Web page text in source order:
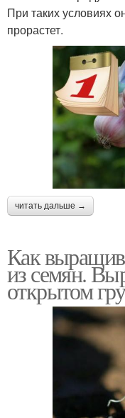
При таких условиях
прорастет.
читать дальше →
Как
из семян.
открытом